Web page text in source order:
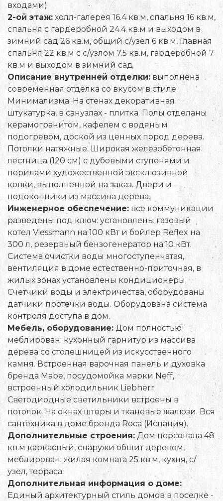
входами)
2-ой этаж: холл-галерея 16.4 кв.м, спальня 16 кв.м,
спальня с гардеробной 24.4 кв.м и выходом в
зимний сад 26 кв.м, общий с/узел 6 кв.м, Главная
спальня 22 кв.м с с/узлом 7.5 кв.м, гардеробной 7
кв.м и выходом в зимний сад
Описание внутренней отделки: выполнена
современная отделка со вкусом в стиле
Минимализма. На стенах декоративная
штукатурка, в санузлах - плитка. Полы отделаны
керамогранитом, кафелем с водяным
подогревом, доской из ценных пород дерева.
Потолки натяжные. Широкая железобетонная
лестница (120 см) с дубовыми ступенями и
перилами художественной эксклюзивной
ковки, выполненной на заказ. Двери и
подоконники из массива дерева.
Инженерное обеспечение: все коммуникации
разведены под ключ: установлены газовый
котел Viessmann на 100 кВт и бойлер Reflex на
300 л, резервный бензогенератор на 10 кВт.
Система очистки воды многоступенчатая,
вентиляция в доме естественно-приточная, в
жилых зонах установлены кондиционеры.
Счетчики воды и электричества, оборудованы
датчики протечки воды. Оборудована система
контроля доступа в дом.
Мебель, оборудование: Дом полностью
меблирован: кухонный гарнитур из массива
дерева со столешницей из искусственного
камня. Встроенная варочная панель и духовка
бренда Mabe, посудомойка марки Neff,
встроенный холодильник Liebherr.
Светодиодные светильники встроены в
потолок. На окнах шторы и тканевые жалюзи. Вся
сантехника в доме бренда Roca (Испания).
Дополнительные строения: Дом персонала 48
кв.м каркасный, снаружи обшит деревом,
меблирован: жилая комната 25 кв.м, кухня, с/
узел, терраса.
Дополнительная информация о доме:
Единый архитектурный стиль домов в поселке -